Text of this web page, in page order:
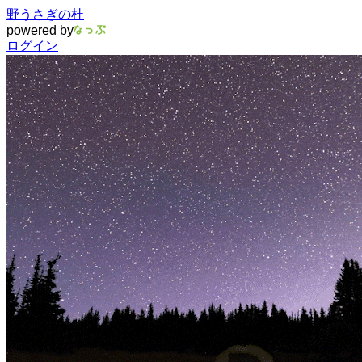
野うさぎの杜
powered by
ログイン